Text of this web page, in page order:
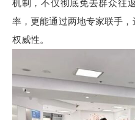
机制，不仅彻底免去群众往
率，更能通过两地专家联手
权威性。